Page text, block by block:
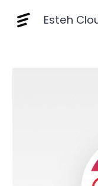
content
Esteh